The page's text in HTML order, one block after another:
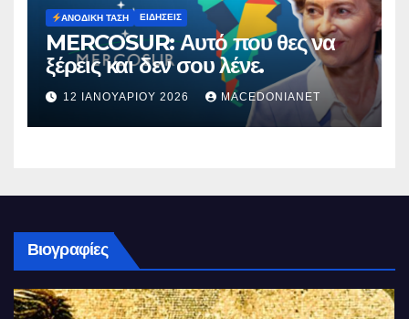
ΑΝΟΔΙΚΉ ΤΆΣΗ ΕΙΔΉΣΕΙΣ
MERCOSUR: Αυτό που θες να
ξέρεις και δεν σου λένε.
12 ΙΑΝΟΥΑΡΊΟΥ 2026 MACEDONIANET
Βιογραφίες